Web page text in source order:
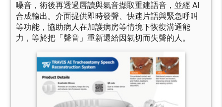
嗓音，術後再透過唇讀與氣音擷取重建語音，並經 AI
合成輸出。介面提供即時發聲、快速片語與緊急呼叫
等功能，協助病人在加護病房等情境下恢復溝通能
力，等於把「聲音」重新還給因氣切而失聲的人。